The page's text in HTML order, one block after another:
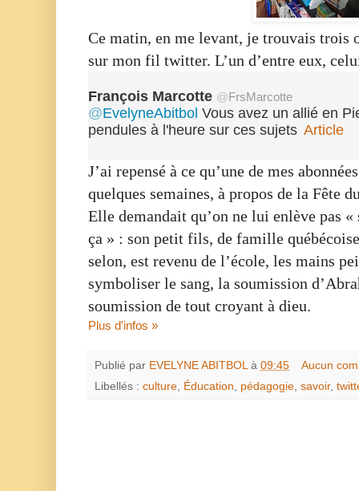
Ce matin, en me levant, je trouvais trois
sur mon fil twitter. L’un d’entre eux,
François Marcotte @FrsMarcotte
@EvelyneAbitbol Vous avez un allié en
pendules à l'heure sur ces sujets Article
J’ai repensé à ce qu’une de mes
quelques semaines, à propos de la Fête
Elle demandait qu’on ne lui enlève pas «
ça » : son petit fils, de famille
selon, est revenu de l’école, les mains
symboliser le sang, la soumission
soumission de tout croyant à dieu.
Plus d'infos »
Publié par EVELYNE ABITBOL à 09:45
Aucun
Libellés : culture, Éducation, pédagogie, savoir,